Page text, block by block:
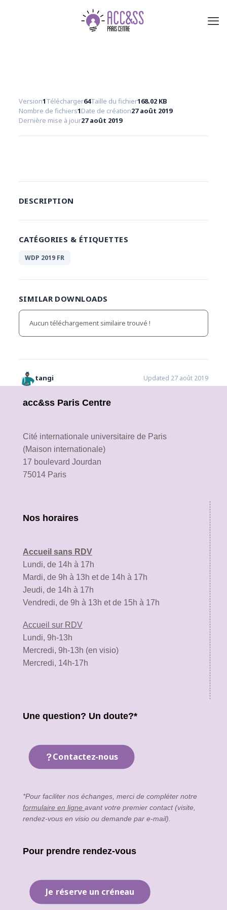
Version1Télécharger64Taille du fichier168.02 KB
Nombre de fichiers1Date de création27 août 2019
Dernière mise à jour27 août 2019
DESCRIPTION
CATÉGORIES & ÉTIQUETTES
WDP 2019 FR
SIMILAR DOWNLOADS
Aucun téléchargement similaire trouvé !
tangi Updated 27 août 2019
acc&ss Paris Centre
Cité internationale universitaire de Paris
(Maison internationale)
17 boulevard Jourdan
75014 Paris
Nos horaires
Accueil sans RDV
Lundi, de 14h à 17h
Mardi, de 9h à 13h et de 14h à 17h
Jeudi, de 14h à 17h
Vendredi, de 9h à 13h et de 15h à 17h
Accueil sur RDV
Lundi, 9h-13h
Mercredi, 9h-13h (en visio)
Mercredi, 14h-17h
Une question? Un doute?*
Contactez-nous
*Pour faciliter nos échanges, merci de compléter notre
formulaire en ligne avant votre premier contact (visite,
rendez-vous en visio ou demande par e-mail).
Pour prendre rendez-vous
Je réserve un créneau